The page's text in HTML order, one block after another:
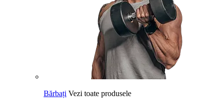
Bărbați Vezi toate produsele